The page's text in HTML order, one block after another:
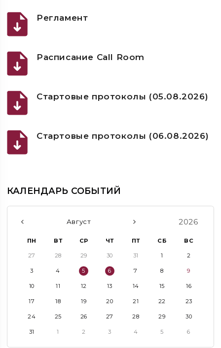
Регламент
Расписание Call Room
Стартовые протоколы (05.08.2026)
Стартовые протоколы (06.08.2026)
КАЛЕНДАРЬ СОБЫТИЙ
Август 2026
ПН ВТ СР ЧТ ПТ СБ ВС
27 28 29 30 31 1 2
3 4 5 6 7 8 9
10 11 12 13 14 15 16
17 18 19 20 21 22 23
24 25 26 27 28 29 30
31 1 2 3 4 5 6